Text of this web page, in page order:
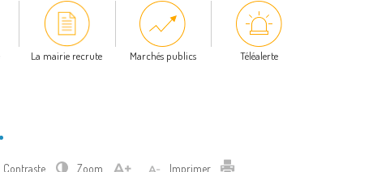
La mairie recrute Marchés publics Téléalerte
Contraste Zoom Imprimer Imprimer